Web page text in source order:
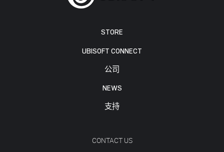
STORE
UBISOFT CONNECT
公司
NEWS
支持
CONTACT US